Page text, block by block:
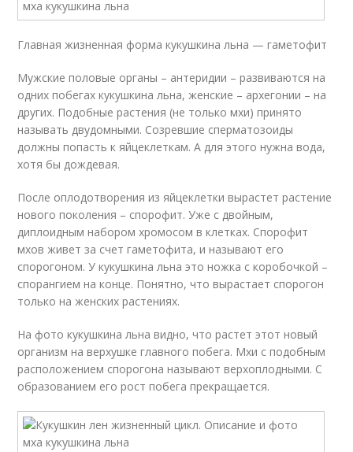
Главная жизненная форма кукушкина льна — гаметофит
Мужские половые органы – антеридии – развиваются на
одних побегах кукушкина льна, женские – архегонии – на
других. Подобные растения (не только мхи) принято
называть двудомными. Созревшие сперматозоиды
должны попасть к яйцеклеткам. А для этого нужна вода,
хотя бы дождевая.
После оплодотворения из яйцеклетки вырастет растение
нового поколения – спорофит. Уже с двойным,
диплоидным набором хромосом в клетках. Спорофит
мхов живет за счет гаметофита, и называют его
спорогоном. У кукушкина льна это ножка с коробочкой –
спорангием на конце. Понятно, что вырастает спорогон
только на женских растениях.
На фото кукушкина льна видно, что растет этот новый
организм на верхушке главного побега. Мхи с подобным
расположением спорогона называют верхоплодными. С
образованием его рост побега прекращается.